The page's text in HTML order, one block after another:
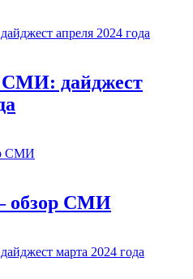
СМИ: дайджест
обзор СМИ